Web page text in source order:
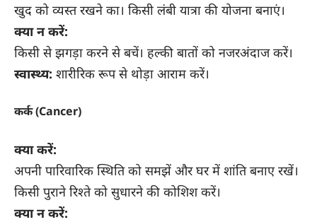
खुद को व्यस्त रखने का। किसी लंबी यात्रा की योजना बनाएं।
क्या न करें:
किसी से झगड़ा करने से बचें। हल्की बातों को नजरअंदाज करें।
स्वास्थ्य: शारीरिक रूप से थोड़ा आराम करें।
कर्क (Cancer)
क्या करें:
अपनी पारिवारिक स्थिति को समझें और घर में शांति बनाए रखें।
किसी पुराने रिश्ते को सुधारने की कोशिश करें।
क्या न करें: